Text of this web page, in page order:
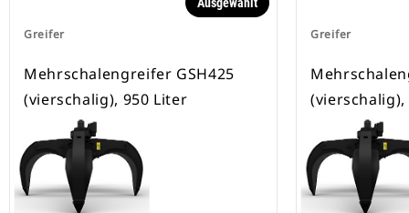
Greifer
Ausgewählt
Mehrschalengreifer GSH425
(vierschalig), 950 Liter
Greifer